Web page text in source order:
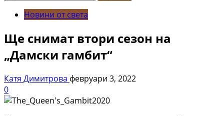
Новини от света
Ще снимат втори сезон на
„Дамски гамбит“
Катя Димитрова февруари 3, 2022
0